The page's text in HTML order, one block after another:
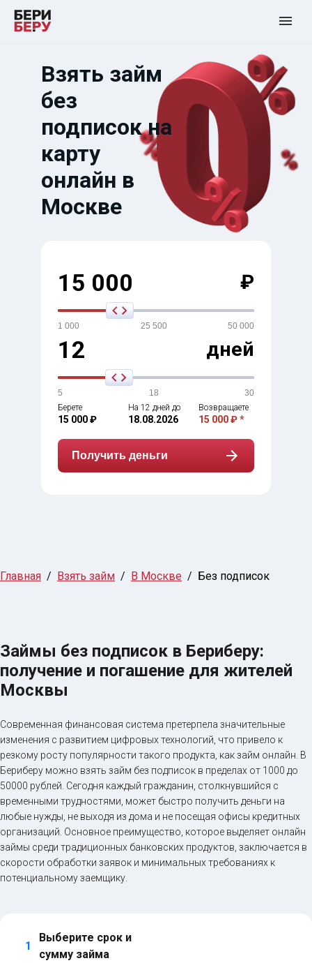
Взять займ
без
подписок на
карту
онлайн в
Москве
15 000 ₽
1 000 25 500 50 000
12 дней
5 18
30
Берете
15 000 ₽
На 12 дней до
18.08.2026
Возвращаете
15 000 ₽ *
Получить деньги
Главная Взять займ В Москве Без подписок
Займы без подписок в Бериберу:
получение и погашение для жителей
Москвы
Современная финансовая система претерпела значительные
изменения с развитием цифровых технологий, что привело к
резкому росту популярности такого продукта, как займ онлайн. В
Бериберу можно взять займ без подписок в пределах от 1000 до
50000 рублей. Сегодня каждый гражданин, столкнувшийся с
временными трудностями, может быстро получить деньги на
любые нужды, не выходя из дома и не посещая офисы кредитных
организаций. Основное преимущество, которое выделяет онлайн
займы среди традиционных банковских продуктов, заключается в
скорости обработки заявок и минимальных требованиях к
потенциальному заемщику.
1
Выберите срок и
сумму займа